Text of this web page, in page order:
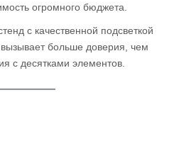
огромного бюджета.
с качественной подсветкой
больше доверия, чем
с десятками элементов.